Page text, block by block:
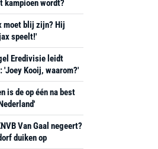
kampioen wordt?
moet blij zijn? Hij
speelt!'
Eredivisie leidt
Kooij, waarom?'
is de op één na best
Van Gaal negeert?
duiken op